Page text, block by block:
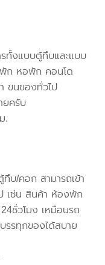
รทั้งแบบตู้ทึบและแบบ
พัก หอพัก คอนโด
ขนของทั่วไป
ยครับ
.
บ/คอก สามารถเข้า
เช่น สินค้า ห้องพัก
ชั่วโมง เหมือนรถ
รรทุกของได้สบาย